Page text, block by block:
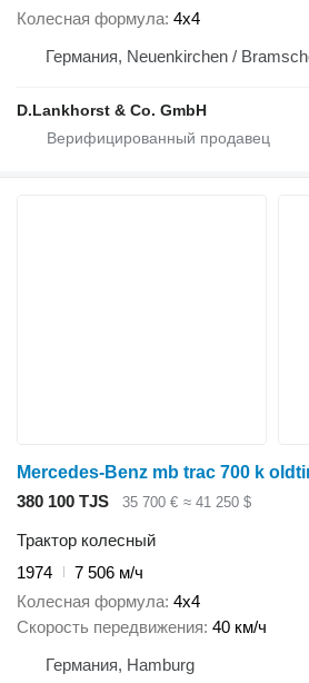
Колесная формула 4x4
Германия, Neuenkirchen /
D.Lankhorst & Co. GmbH
380 100 TJS 35 700 € ≈ 41 250 $
Трактор колесный
1974
7 506 м/ч
Колесная формула 4x4
Скорость передвижения 40 км/ч
Германия, Hamburg